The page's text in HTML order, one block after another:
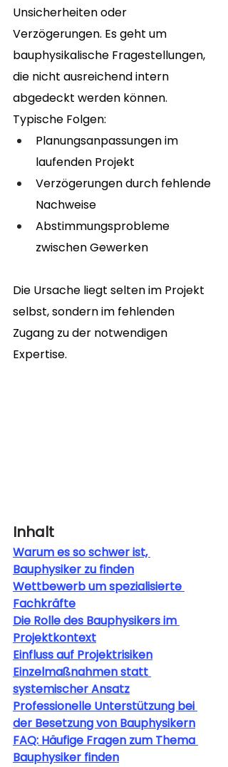
Unsicherheiten oder
Verzögerungen. Es geht um
bauphysikalische Fragestellungen,
die nicht ausreichend intern
abgedeckt werden können.
Typische Folgen:
Planungsanpassungen im
laufenden Projekt
Verzögerungen durch fehlende
Nachweise
Abstimmungsprobleme
zwischen Gewerken
Die Ursache liegt selten im Projekt
selbst, sondern im fehlenden
Zugang zu der notwendigen
Expertise.
Inhalt
Warum es so schwer ist,
Bauphysiker zu finden
Wettbewerb um spezialisierte
Fachkräfte
Die Rolle des Bauphysikers im
Projektkontext
Einfluss auf Projektrisiken
Einzelmaßnahmen statt
systemischer Ansatz
Professionelle Unterstützung bei
der Besetzung von Bauphysikern
FAQ: Häufige Fragen zum Thema
Bauphysiker finden